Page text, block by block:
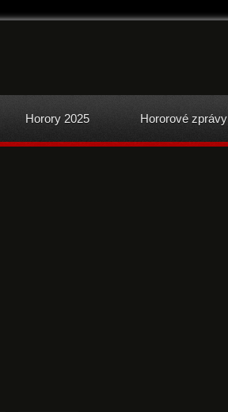
Horory 2025 Hororové zprávy